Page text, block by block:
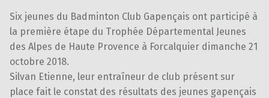
Six jeunes du Badminton Club Gapençais ont participé à
la première étape du Trophée Départemental Jeunes
des Alpes de Haute Provence à Forcalquier dimanche 21
octobre 2018.
Silvan Etienne, leur entraîneur de club présent sur
place fait le constat des résultats des jeunes gapençais